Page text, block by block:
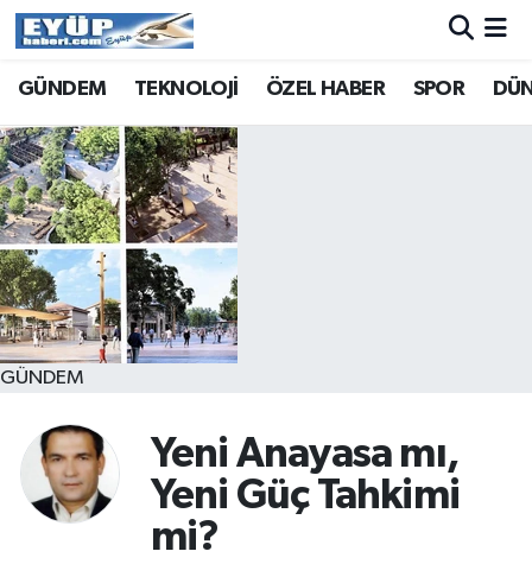
GÜNDEM TEKNOLOJİ ÖZEL HABER SPOR
GÜNDEM
Yeni Anayasa mı,
Yeni Güç Tahkimi
mi?